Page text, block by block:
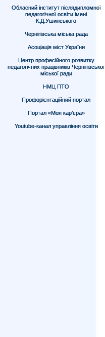
Обласний інститут післядипломної
педагогічної освіти імені
К.Д.Ушинського
Чернігівська міська рада
Асоціація міст України
Центр професійного розвитку
педагогічних працівників Чернігівської
міської ради
НМЦ ПТО
Профорієнтаційний портал
Портал «Моя кар’єра»
Youtube-канал управління освіти